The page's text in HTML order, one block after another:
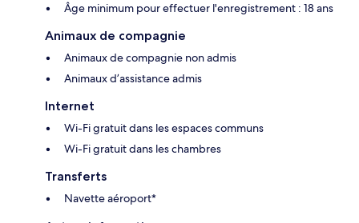
Âge minimum pour effectuer l'enregistrement : 18 ans
Animaux de compagnie
Animaux de compagnie non admis
Animaux d’assistance admis
Internet
Wi-Fi gratuit dans les espaces communs
Wi-Fi gratuit dans les chambres
Transferts
Navette aéroport*